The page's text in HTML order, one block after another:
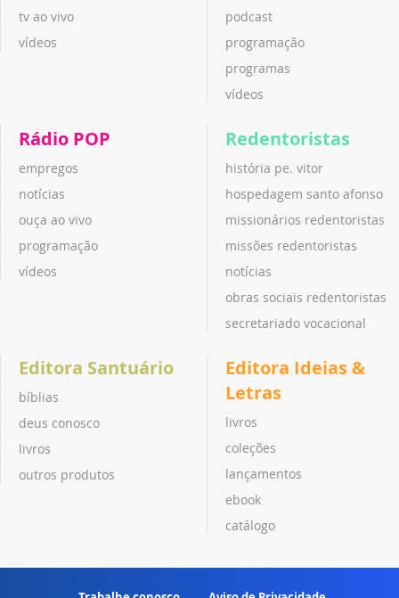
tv ao vivo
vídeos
podcast
programação
programas
vídeos
Rádio POP
empregos
notícias
ouça ao vivo
programação
vídeos
Redentoristas
história pe. vitor
hospedagem santo afonso
missionários redentoristas
missões redentoristas
notícias
obras sociais redentoristas
secretariado vocacional
Editora Santuário
bíblias
deus conosco
livros
outros produtos
Editora Ideias &
Letras
livros
coleções
lançamentos
ebook
catálogo